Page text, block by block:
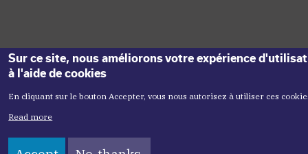
Sur ce site, nous améliorons votre expérience
à l'aide de cookies
En cliquant sur le bouton Accepter, vous nous autorisez à utiliser ces
Read more